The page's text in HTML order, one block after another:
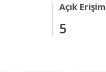
Açık Erişim
5